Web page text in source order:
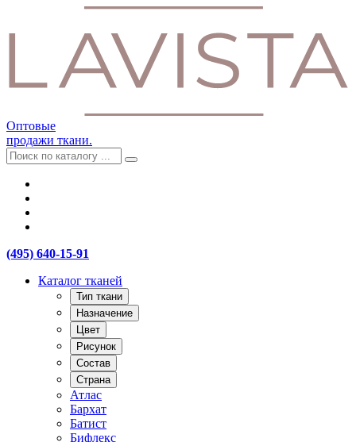
Оптовые
продажи ткани.
(495) 640-15-91
Каталог тканей
Тип ткани
Назначение
Цвет
Рисунок
Состав
Страна
Атлас
Бархат
Батист
Бифлекс